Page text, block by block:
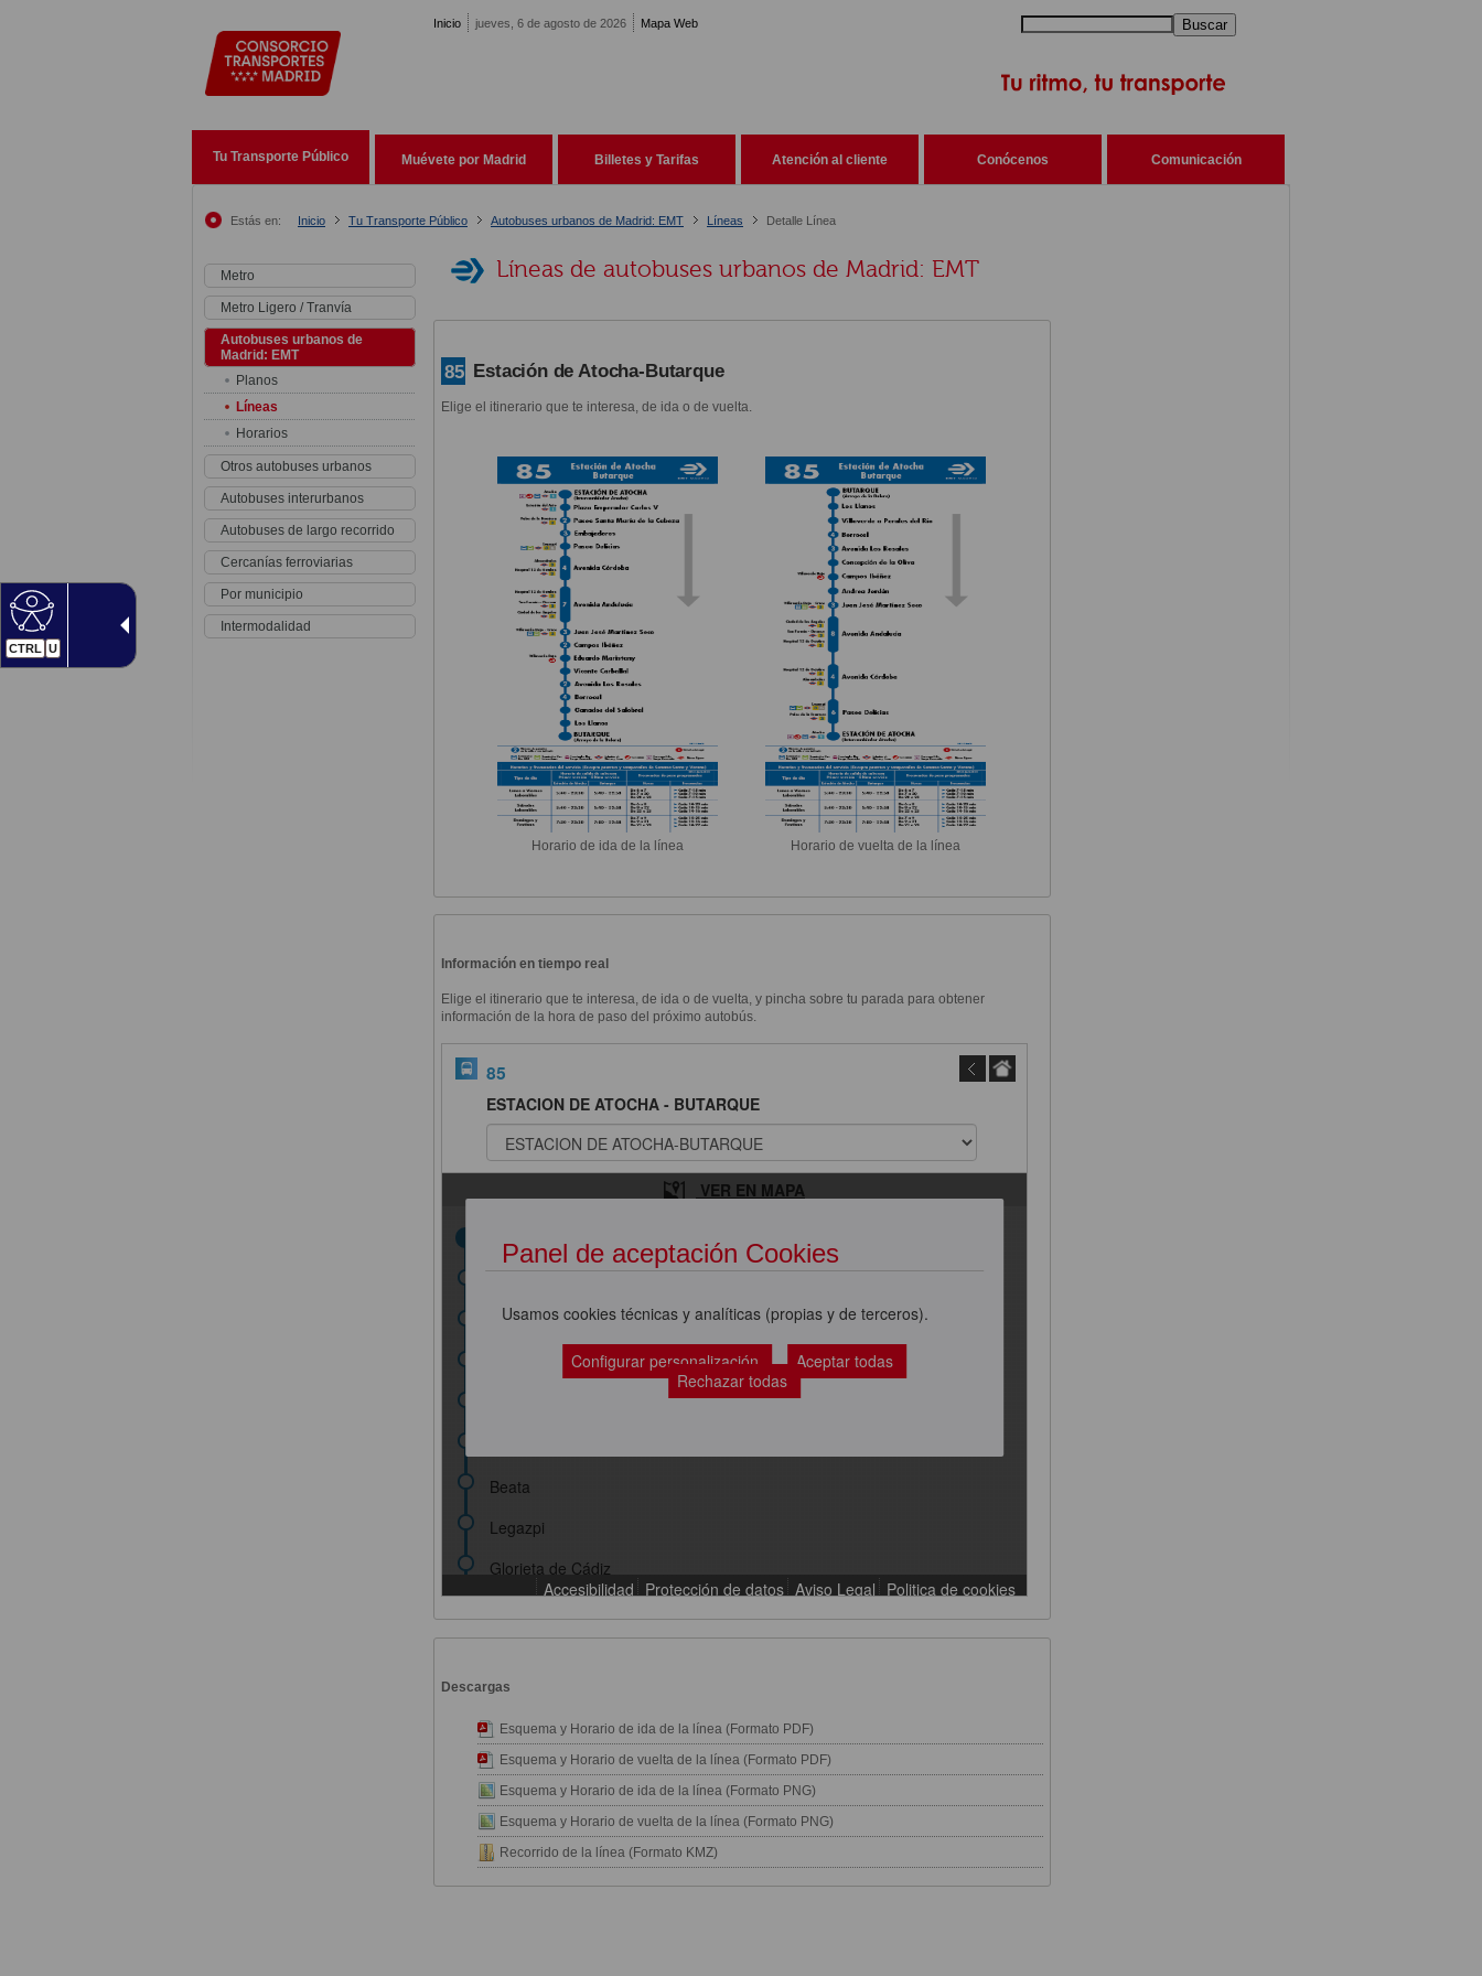
CTRL U
Inicio jueves, 6 de agosto de 2026 Mapa Web Buscar
Tu Transporte Público Muévete por Madrid Billetes y Tarifas Atención al cliente Conócenos Comunicación
Estás en: Inicio Tu Transporte Público Autobuses urbanos de Madrid: EMT Líneas Detalle Línea
Metro
Metro Ligero / Tranvía
Autobuses urbanos de
Madrid: EMT
Planos
Líneas
Horarios
Otros autobuses urbanos
Autobuses interurbanos
Autobuses de largo recorrido
Cercanías ferroviarias
Por municipio
Intermodalidad
Líneas de autobuses urbanos de Madrid: EMT
85 Estación de Atocha-Butarque
Elige el itinerario que te interesa, de ida o de vuelta.
Horario de ida de la línea Horario de vuelta de la línea
Información en tiempo real
Elige el itinerario que te interesa, de ida o de vuelta, y pincha sobre tu parada para obtener
información de la hora de paso del próximo autobús.
Descargas
Esquema y Horario de ida de la línea (Formato PDF)
Esquema y Horario de vuelta de la línea (Formato PDF)
Esquema y Horario de ida de la línea (Formato PNG)
Esquema y Horario de vuelta de la línea (Formato PNG)
Recorrido de la línea (Formato KMZ)